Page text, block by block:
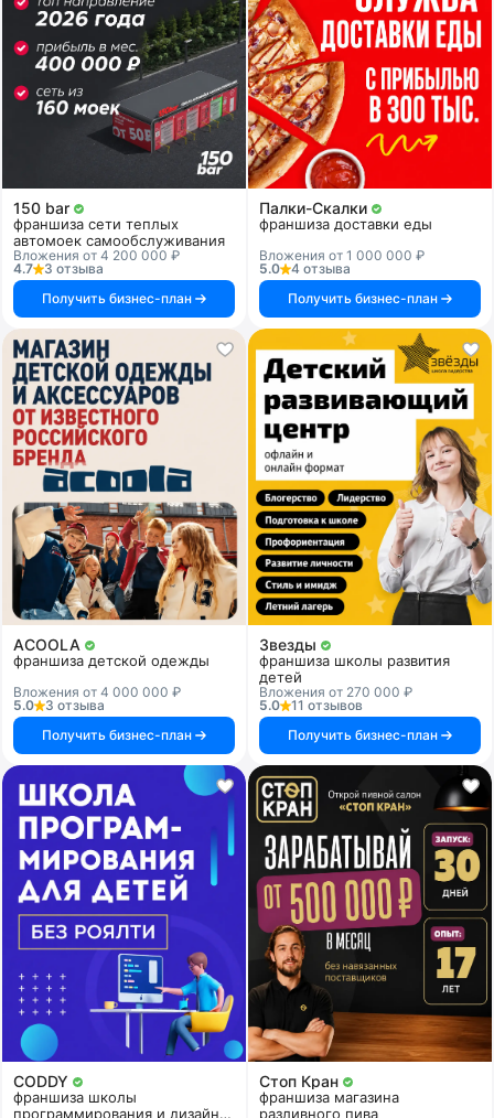
150 bar
франшиза сети теплых
автомоек самообслуживания
Вложения от 4 200 000 ₽
4.7
3 отзыва
Получить бизнес-план
Палки-Скалки
франшиза доставки еды
Вложения от 1 000 000 ₽
5.0
4 отзыва
Получить бизнес-план
ACOOLA
франшиза детской одежды
Вложения от 4 000 000 ₽
5.0
3 отзыва
Получить бизнес-план
Звезды
франшиза школы развития
детей
Вложения от 270 000 ₽
5.0
11 отзывов
Получить бизнес-план
CODDY
франшиза школы
программирования и дизайна
Стоп Кран
франшиза магазина
разливного пива